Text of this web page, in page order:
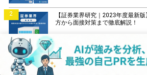
2
【証券業界研究｜2023年度最新版
方から面接対策まで徹底解説！
3
【銀行業界研究｜2023年度最新